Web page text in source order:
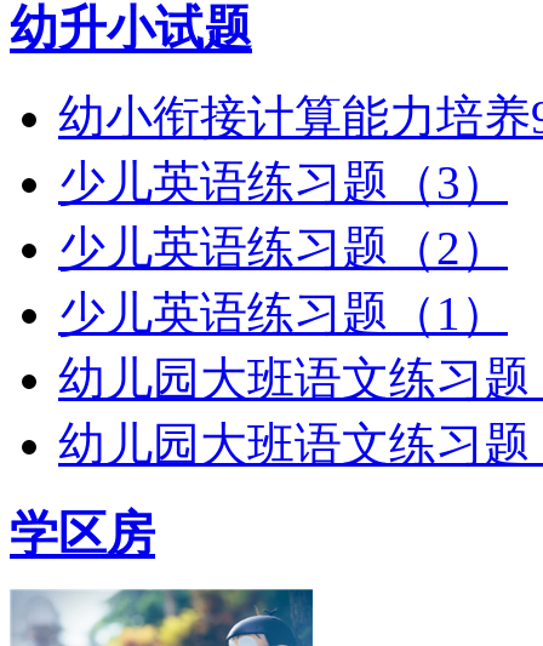
幼升小试题
幼小衔接计算能力培
少儿英语练习题（3）
少儿英语练习题（2）
少儿英语练习题（1）
幼儿园大班语文练习题
幼儿园大班语文练习题
学区房